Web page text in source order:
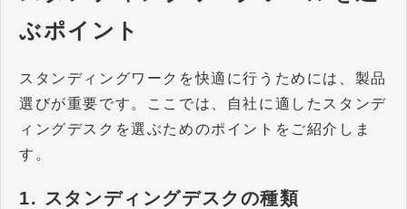
ぶポイント
スタンディングワークを快適に行うためには、製品
選びが重要です。ここでは、自社に適したスタンデ
ィングデスクを選ぶためのポイントをご紹介しま
す。
1. スタンディングデスクの種類